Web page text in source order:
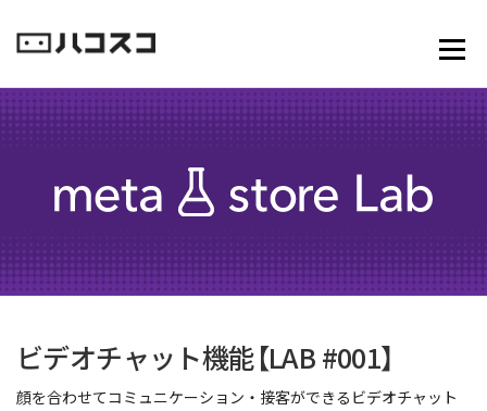
ン
ツ
へ
プ
メニュ
ビデオチャット機能【LAB #001】
顔を合わせてコミュニケーション・接客ができるビデオチャット